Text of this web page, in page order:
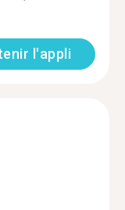
l'appli